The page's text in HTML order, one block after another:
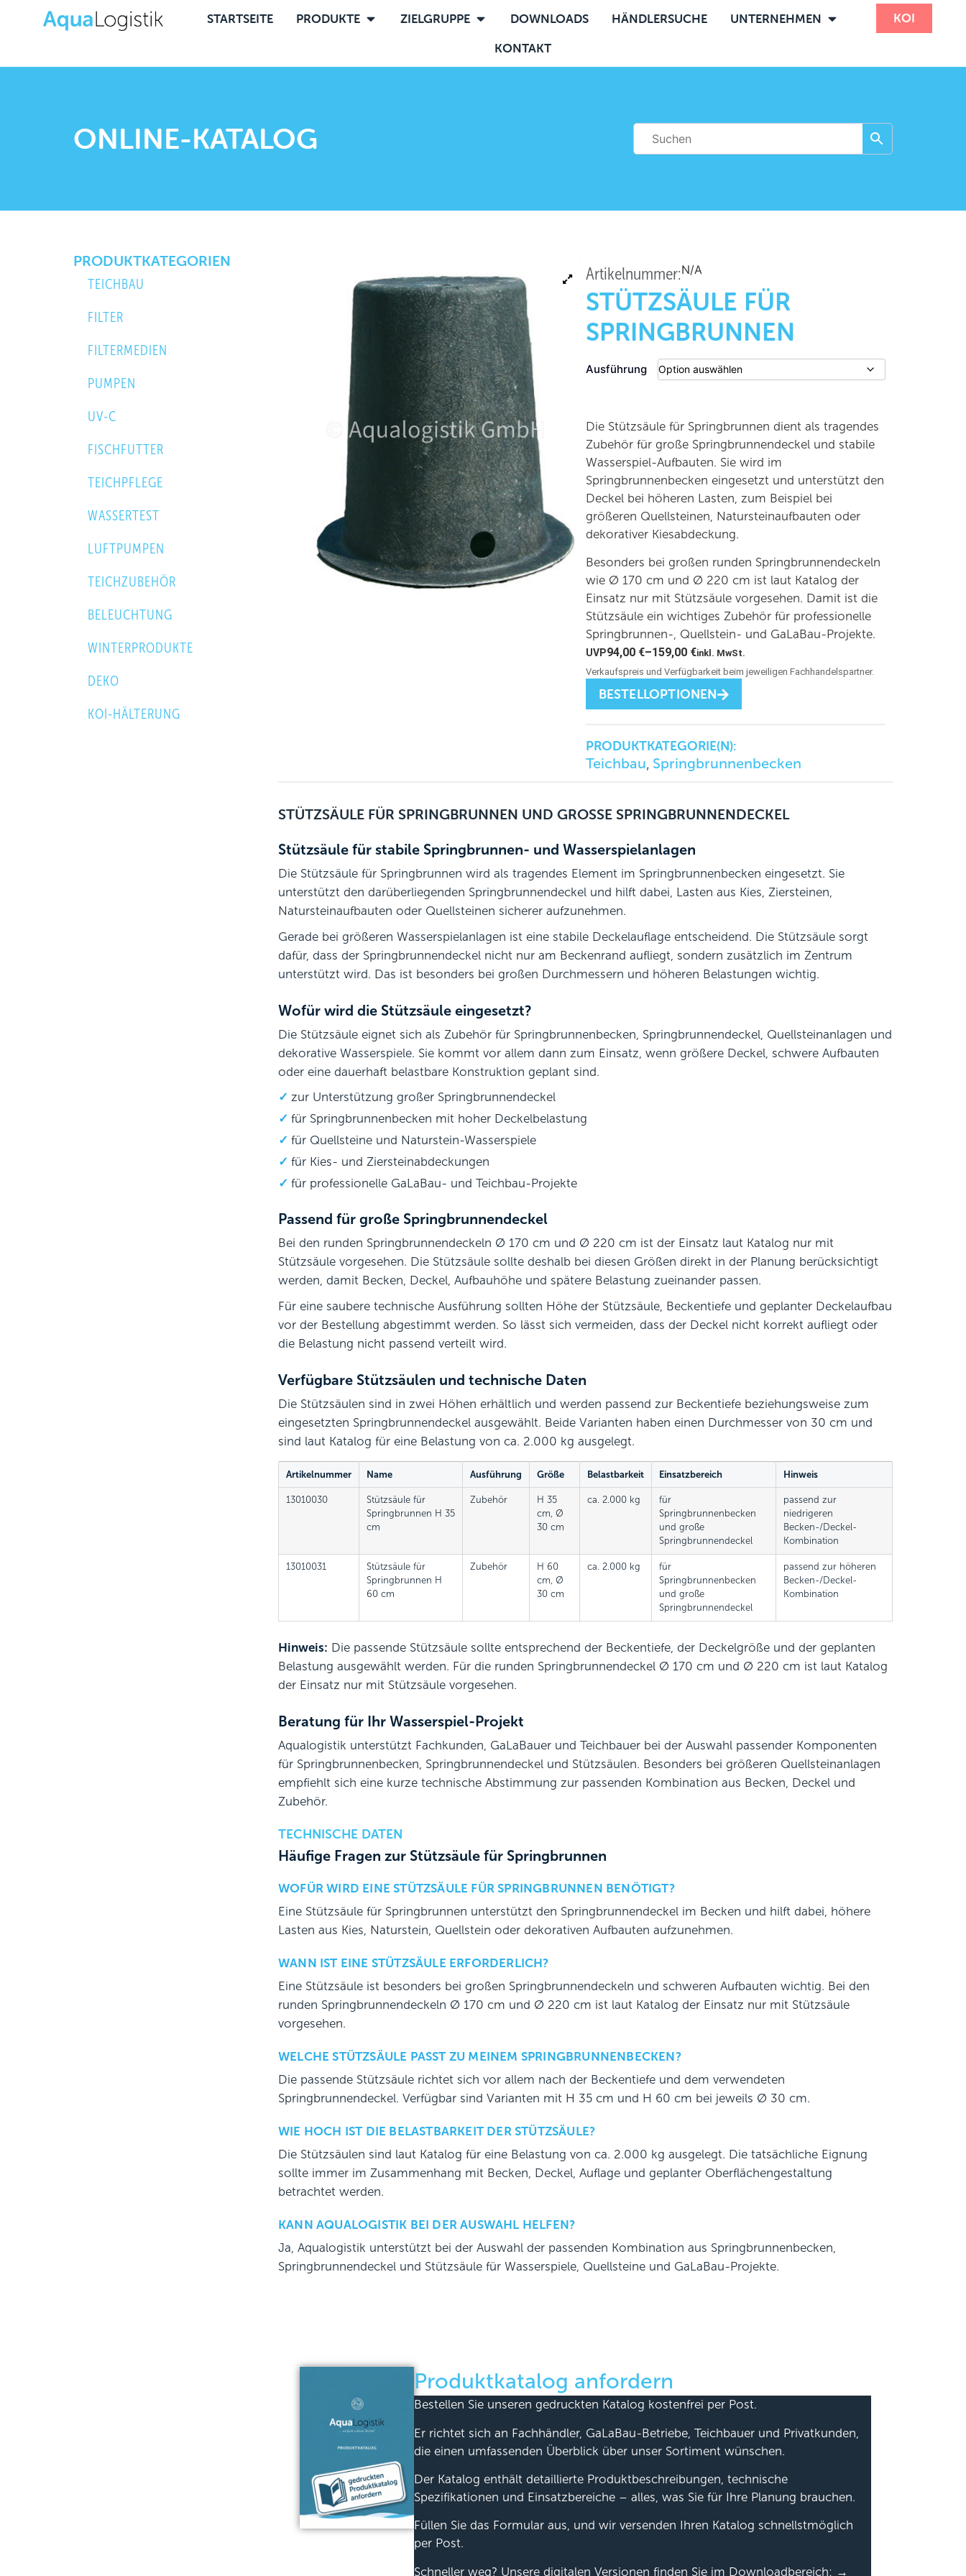
STARTSEITE PRODUKTE ZIELGRUPPE DOWNLOADS HÄNDLERSUCHE
UNTERNEHMEN
KONTAKT
KOI
ONLINE-KATALOG
PRODUKTKATEGORIEN
TEICHBAU
FILTER
FILTERMEDIEN
PUMPEN
UV-C
FISCHFUTTER
TEICHPFLEGE
WASSERTEST
LUFTPUMPEN
TEICHZUBEHÖR
BELEUCHTUNG
WINTERPRODUKTE
DEKO
KOI-HÄLTERUNG
Artikelnummer:N/A
STÜTZSÄULE FÜR
SPRINGBRUNNEN
Ausführung
Die Stützsäule für Springbrunnen dient als tragendes
Zubehör für große Springbrunnendeckel und stabile
Wasserspiel-Aufbauten. Sie wird im
Springbrunnenbecken eingesetzt und unterstützt den
Deckel bei höheren Lasten, zum Beispiel bei
größeren Quellsteinen, Natursteinaufbauten oder
dekorativer Kiesabdeckung.
Besonders bei großen runden Springbrunnendeckeln
wie Ø 170 cm und Ø 220 cm ist laut Katalog der
Einsatz nur mit Stützsäule vorgesehen. Damit ist die
Stützsäule ein wichtiges Zubehör für professionelle
Springbrunnen-, Quellstein- und GaLaBau-Projekte.
94,00 €–159,00 €inkl. MwSt.
BESTELLOPTIONEN
PRODUKTKATEGORIE(N):
Teichbau, Springbrunnenbecken
STÜTZSÄULE FÜR SPRINGBRUNNEN UND GROSSE SPRINGBRUNNENDECKEL
Stützsäule für stabile Springbrunnen- und Wasserspielanlagen
Die Stützsäule für Springbrunnen wird als tragendes Element im Springbrunnenbecken eingesetzt. Sie
unterstützt den darüberliegenden Springbrunnendeckel und hilft dabei, Lasten aus Kies, Ziersteinen,
Natursteinaufbauten oder Quellsteinen sicherer aufzunehmen.
Gerade bei größeren Wasserspielanlagen ist eine stabile Deckelauflage entscheidend. Die Stützsäule sorgt
dafür, dass der Springbrunnendeckel nicht nur am Beckenrand aufliegt, sondern zusätzlich im Zentrum
unterstützt wird. Das ist besonders bei großen Durchmessern und höheren Belastungen wichtig.
Wofür wird die Stützsäule eingesetzt?
Die Stützsäule eignet sich als Zubehör für Springbrunnenbecken, Springbrunnendeckel, Quellsteinanlagen und
dekorative Wasserspiele. Sie kommt vor allem dann zum Einsatz, wenn größere Deckel, schwere Aufbauten
oder eine dauerhaft belastbare Konstruktion geplant sind.
zur Unterstützung großer Springbrunnendeckel
für Springbrunnenbecken mit hoher Deckelbelastung
für Quellsteine und Naturstein-Wasserspiele
für Kies- und Ziersteinabdeckungen
für professionelle GaLaBau- und Teichbau-Projekte
Passend für große Springbrunnendeckel
Bei den runden Springbrunnendeckeln Ø 170 cm und Ø 220 cm ist der Einsatz laut Katalog nur mit
Stützsäule vorgesehen. Die Stützsäule sollte deshalb bei diesen Größen direkt in der Planung berücksichtigt
werden, damit Becken, Deckel, Aufbauhöhe und spätere Belastung zueinander passen.
Für eine saubere technische Ausführung sollten Höhe der Stützsäule, Beckentiefe und geplanter Deckelaufbau
vor der Bestellung abgestimmt werden. So lässt sich vermeiden, dass der Deckel nicht korrekt aufliegt oder
die Belastung nicht passend verteilt wird.
Verfügbare Stützsäulen und technische Daten
Die Stützsäulen sind in zwei Höhen erhältlich und werden passend zur Beckentiefe beziehungsweise zum
eingesetzten Springbrunnendeckel ausgewählt. Beide Varianten haben einen Durchmesser von 30 cm und
sind laut Katalog für eine Belastung von ca. 2.000 kg ausgelegt.
Artikelnummer Name Ausführung Größe Belastbarkeit Einsatzbereich Hinweis
13010030
Stützsäule für
Springbrunnen H 35
cm
Zubehör
H 35
cm, Ø
30 cm
ca. 2.000 kg
für
Springbrunnenbecken
und große
Springbrunnendeckel
passend zur
niedrigeren
Becken-/Deckel-
Kombination
13010031
Stützsäule für
Springbrunnen H
60 cm
Zubehör
H 60
cm, Ø
30 cm
ca. 2.000 kg
für
Springbrunnenbecken
und große
Springbrunnendeckel
passend zur höheren
Becken-/Deckel-
Kombination
Hinweis: Die passende Stützsäule sollte entsprechend der Beckentiefe, der Deckelgröße und der geplanten
Belastung ausgewählt werden. Für die runden Springbrunnendeckel Ø 170 cm und Ø 220 cm ist laut Katalog
der Einsatz nur mit Stützsäule vorgesehen.
Beratung für Ihr Wasserspiel-Projekt
Aqualogistik unterstützt Fachkunden, GaLaBauer und Teichbauer bei der Auswahl passender Komponenten
für Springbrunnenbecken, Springbrunnendeckel und Stützsäulen. Besonders bei größeren Quellsteinanlagen
empfiehlt sich eine kurze technische Abstimmung zur passenden Kombination aus Becken, Deckel und
Zubehör.
TECHNISCHE DATEN
Häufige Fragen zur Stützsäule für Springbrunnen
WOFÜR WIRD EINE STÜTZSÄULE FÜR SPRINGBRUNNEN BENÖTIGT?
Eine Stützsäule für Springbrunnen unterstützt den Springbrunnendeckel im Becken und hilft dabei, höhere
Lasten aus Kies, Naturstein, Quellstein oder dekorativen Aufbauten aufzunehmen.
WANN IST EINE STÜTZSÄULE ERFORDERLICH?
Eine Stützsäule ist besonders bei großen Springbrunnendeckeln und schweren Aufbauten wichtig. Bei den
runden Springbrunnendeckeln Ø 170 cm und Ø 220 cm ist laut Katalog der Einsatz nur mit Stützsäule
vorgesehen.
WELCHE STÜTZSÄULE PASST ZU MEINEM SPRINGBRUNNENBECKEN?
Die passende Stützsäule richtet sich vor allem nach der Beckentiefe und dem verwendeten
Springbrunnendeckel. Verfügbar sind Varianten mit H 35 cm und H 60 cm bei jeweils Ø 30 cm.
WIE HOCH IST DIE BELASTBARKEIT DER STÜTZSÄULE?
Die Stützsäulen sind laut Katalog für eine Belastung von ca. 2.000 kg ausgelegt. Die tatsächliche Eignung
sollte immer im Zusammenhang mit Becken, Deckel, Auflage und geplanter Oberflächengestaltung
betrachtet werden.
KANN AQUALOGISTIK BEI DER AUSWAHL HELFEN?
Ja, Aqualogistik unterstützt bei der Auswahl der passenden Kombination aus Springbrunnenbecken,
Springbrunnendeckel und Stützsäule für Wasserspiele, Quellsteine und GaLaBau-Projekte.
Produktkatalog anfordern
Bestellen Sie unseren gedruckten Katalog kostenfrei per Post.
Er richtet sich an Fachhändler, GaLaBau-Betriebe, Teichbauer und Privatkunden,
die einen umfassenden Überblick über unser Sortiment wünschen.
Der Katalog enthält detaillierte Produktbeschreibungen, technische
Spezifikationen und Einsatzbereiche – alles, was Sie für Ihre Planung brauchen.
Füllen Sie das Formular aus, und wir versenden Ihren Katalog schnellstmöglich
per Post.
Schneller weg? Unsere digitalen Versionen finden Sie im Downloadbereich: →